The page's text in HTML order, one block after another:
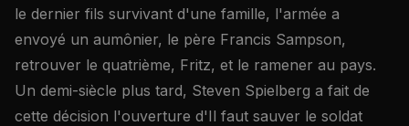
le dernier fils survivant d'une famille, l'armée a
envoyé un aumônier, le père Francis Sampson,
retrouver le quatrième, Fritz, et le ramener au pays.
Un demi-siècle plus tard, Steven Spielberg a fait de
cette décision l'ouverture d'Il faut sauver le soldat